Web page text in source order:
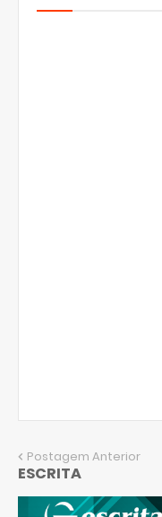
Postagem Anterior
ESCRITA